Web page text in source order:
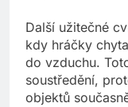
Další užitečné
kdy hráčky
do vzduchu.
soustředění,
objektů